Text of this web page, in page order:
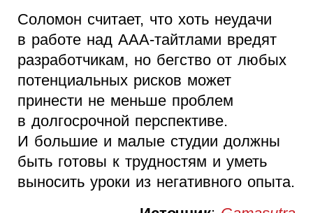
Соломон считает, что хоть неудачи
в работе над AAA-тайтлами вредят
разработчикам, но бегство от любых
потенциальных рисков может
принести не меньше проблем
в долгосрочной перспективе.
И большие и малые студии должны
быть готовы к трудностям и уметь
выносить уроки из негативного опыта.